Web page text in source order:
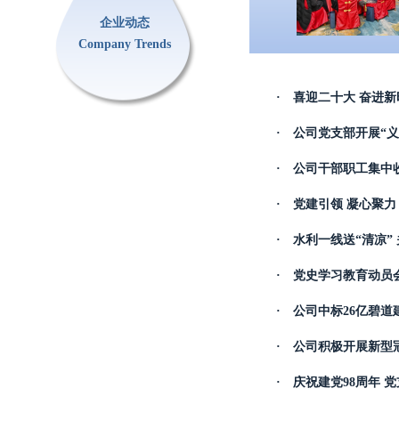
企业动态
Company Trends
· 喜迎二十大 奋进新
· 公司党支部开展“
· 公司干部职工集中
· 党建引领 凝心聚力
· 水利一线送“清凉”
· 党史学习教育动员
· 公司中标26亿碧道
· 公司积极开展新型
· 庆祝建党98周年 党